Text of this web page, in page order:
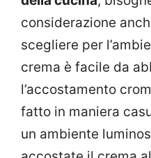
considerazione
scegliere per
crema è facile da
l’accostamento
fatto in maniera
un ambiente